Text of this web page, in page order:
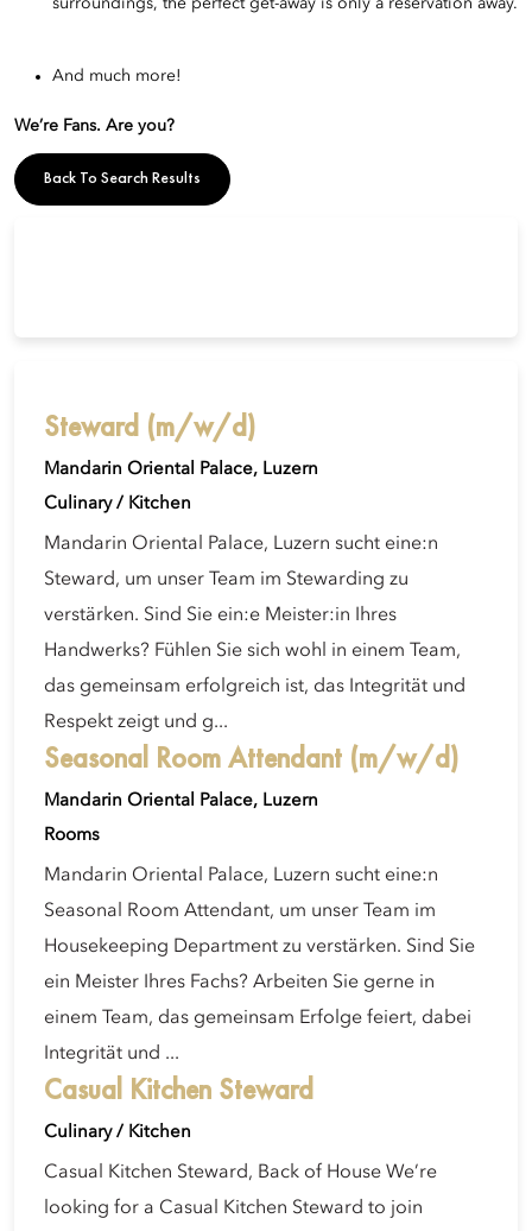
And much more!
We’re Fans. Are you?
Back To Search Results
Steward (m/w/d)
Mandarin Oriental Palace, Luzern
Culinary / Kitchen
Mandarin Oriental Palace, Luzern sucht eine:n
Steward, um unser Team im Stewarding zu
verstärken. Sind Sie ein:e Meister:in Ihres
Handwerks? Fühlen Sie sich wohl in einem Team,
das gemeinsam erfolgreich ist, das Integrität und
Respekt zeigt und g...
Seasonal Room Attendant (m/w/d)
Mandarin Oriental Palace, Luzern
Rooms
Mandarin Oriental Palace, Luzern sucht eine:n
Seasonal Room Attendant, um unser Team im
Housekeeping Department zu verstärken. Sind Sie
ein Meister Ihres Fachs? Arbeiten Sie gerne in
einem Team, das gemeinsam Erfolge feiert, dabei
Integrität und ...
Casual Kitchen Steward
Culinary / Kitchen
Casual Kitchen Steward, Back of House We’re
looking for a Casual Kitchen Steward to join